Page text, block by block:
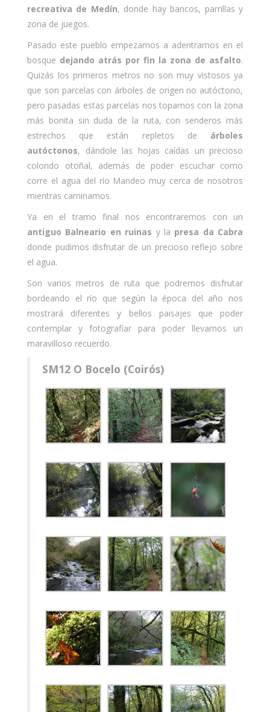
recreativa de Medín, donde hay bancos, parrillas y
zona de juegos.
Pasado este pueblo empezamos a adentrarnos en el
bosque dejando atrás por fin la zona de asfalto.
Quizás los primeros metros no son muy vistosos ya
que son parcelas con árboles de origen no autóctono,
pero pasadas estas parcelas nos topamos con la zona
más bonita sin duda de la ruta, con senderos más
estrechos que están repletos de árboles
autóctonos, dándole las hojas caídas un precioso
colorido otoñal, además de poder escuchar como
corre el agua del río Mandeo muy cerca de nosotros
mientras caminamos.
Ya en el tramo final nos encontraremos con un
antiguo Balneario en ruinas y la presa da Cabra
donde pudimos disfrutar de un precioso reflejo sobre
el agua.
Son varios metros de ruta que podremos disfrutar
bordeando el río que según la época del año nos
mostrará diferentes y bellos paisajes que poder
contemplar y fotografiar para poder llevarnos un
maravilloso recuerdo.
SM12 O Bocelo (Coirós)